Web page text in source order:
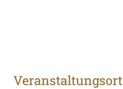
Veranstaltungsort